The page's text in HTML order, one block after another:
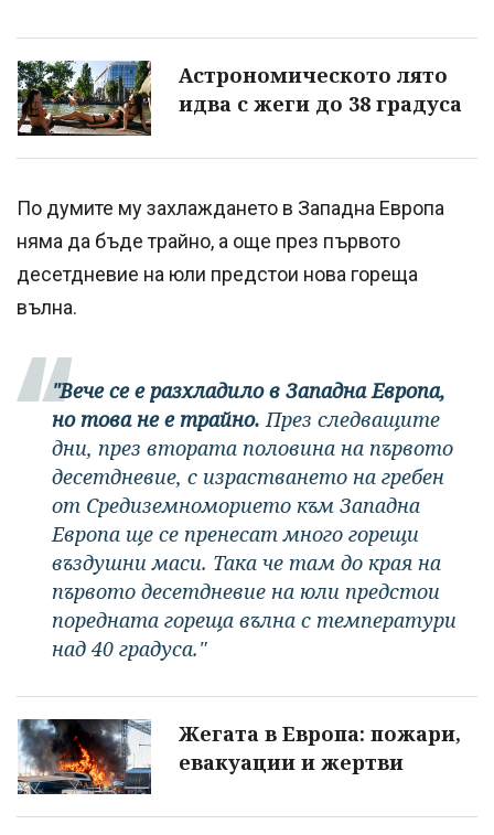
Астрономическото лято
идва с жеги до 38 градуса
По думите му захлаждането в Западна Европа
няма да бъде трайно, а още през първото
десетдневие на юли предстои нова гореща
вълна.
"Вече се е разхладило в Западна Европа,
но това не е трайно.През следващите
дни, през втората половина на първото
десетдневие, с израстването на гребен
от Средиземноморието към Западна
Европа ще се пренесат много горещи
въздушни маси. Така че там до края на
първото десетдневие на юли предстои
поредната гореща вълна с температури
над 40 градуса."
Жегата в Европа: пожари,
евакуации и жертви